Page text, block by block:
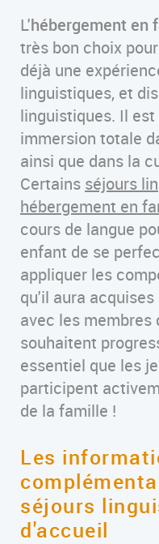
L'hébergement en
très bon choix
déjà une
linguistiques, et
linguistiques. Il
immersion totale
ainsi que dans la
Certains séjours
hébergement en
cours de langue
enfant de se
appliquer les
qu'il aura
avec les membres
souhaitent
essentiel que les
participent
de la famille !
Les
séjours
d'accueil